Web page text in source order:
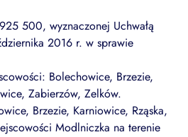
500, wyznaczonej Uchwałą
2016 r. w sprawie
Bolechowice, Brzezie,
Zabierzów, Zelków.
Brzezie, Karniowice, Rząska,
Modlniczka na terenie